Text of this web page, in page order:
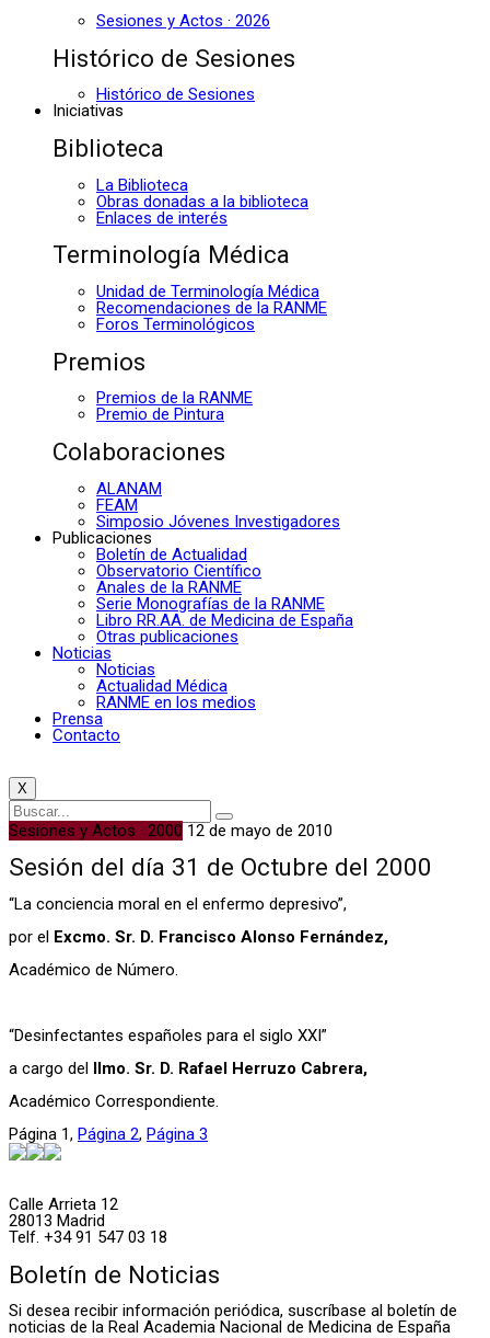
Sesiones y Actos · 2026
Histórico de Sesiones
Histórico de Sesiones
Iniciativas
Biblioteca
La Biblioteca
Obras donadas a la biblioteca
Enlaces de interés
Terminología Médica
Unidad de Terminología Médica
Recomendaciones de la RANME
Foros Terminológicos
Premios
Premios de la RANME
Premio de Pintura
Colaboraciones
ALANAM
FEAM
Simposio Jóvenes Investigadores
Publicaciones
Boletín de Actualidad
Observatorio Científico
Anales de la RANME
Serie Monografías de la RANME
Libro RR.AA. de Medicina de España
Otras publicaciones
Noticias
Noticias
Actualidad Médica
RANME en los medios
Prensa
Contacto
X
Sesiones y Actos · 2000 12 de mayo de 2010
Sesión del día 31 de Octubre del 2000
“La conciencia moral en el enfermo depresivo”,
por el Excmo. Sr. D. Francisco Alonso Fernández,
Académico de Número.
“Desinfectantes españoles para el siglo XXI”
a cargo del Ilmo. Sr. D. Rafael Herruzo Cabrera,
Académico Correspondiente.
Página 1, Página 2, Página 3
Calle Arrieta 12
28013 Madrid
Telf. +34 91 547 03 18
Boletín de Noticias
Si desea recibir información periódica, suscríbase al boletín de
noticias de la Real Academia Nacional de Medicina de España